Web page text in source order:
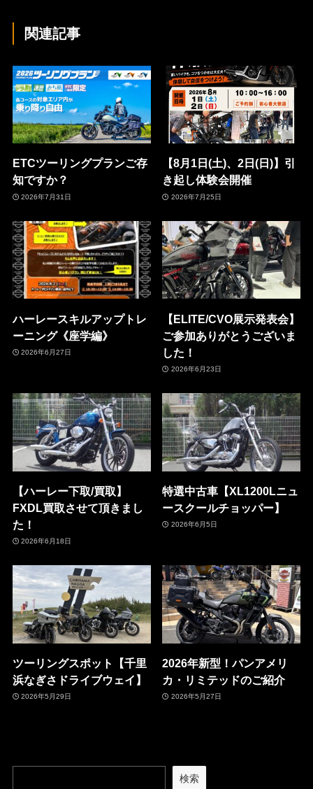
関連記事
ETCツーリングプランご存
知ですか？
2026年7月31日
【8月1日(土)、2日(日)】引
き起し体験会開催
2026年7月25日
ハーレースキルアップトレ
ーニング《座学編》
2026年6月27日
【ELITE/CVO展示発表会】
ご参加ありがとうございま
した！
2026年6月23日
【ハーレー下取/買取】
FXDL買取させて頂きまし
た！
2026年6月18日
特選中古車【XL1200Lニュ
ースクールチョッパー】
2026年6月5日
ツーリングスポット【千里
浜なぎさドライブウェイ】
2026年5月29日
2026年新型！パンアメリ
カ・リミテッドのご紹介
2026年5月27日
検索